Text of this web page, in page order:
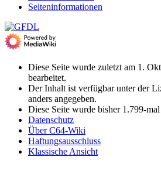
Seiten­­informationen
Diese Seite wurde zuletzt am 1.
bearbeitet.
Der Inhalt ist verfügbar unter der
anders angegeben.
Diese Seite wurde bisher 1.799-
Datenschutz
Über C64-Wiki
Haftungsausschluss
Klassische Ansicht